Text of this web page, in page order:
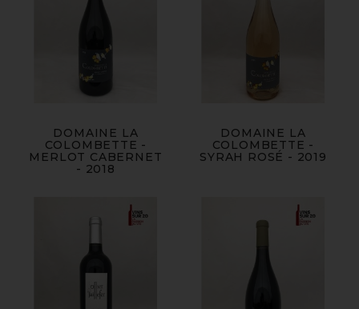
DOMAINE LA
COLOMBETTE -
MERLOT CABERNET
- 2018
DOMAINE LA
COLOMBETTE -
SYRAH ROSÉ - 2019